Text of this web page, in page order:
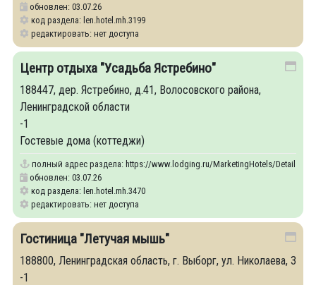
обновлен: 03.07.26
код раздела: len.hotel.mh.3199
редактировать: нет доступа
Центр отдыха "Усадьба Ястребино"
188447, дер. Ястребино, д.41, Волосовского района,
Ленинградской области
-1
Гостевые дома (коттеджи)
полный адрес раздела: https://www.lodging.ru/MarketingHotels/Details/
обновлен: 03.07.26
код раздела: len.hotel.mh.3470
редактировать: нет доступа
Гостиница "Летучая мышь"
188800, Ленинградская область, г. Выборг, ул. Николаева, 3
-1